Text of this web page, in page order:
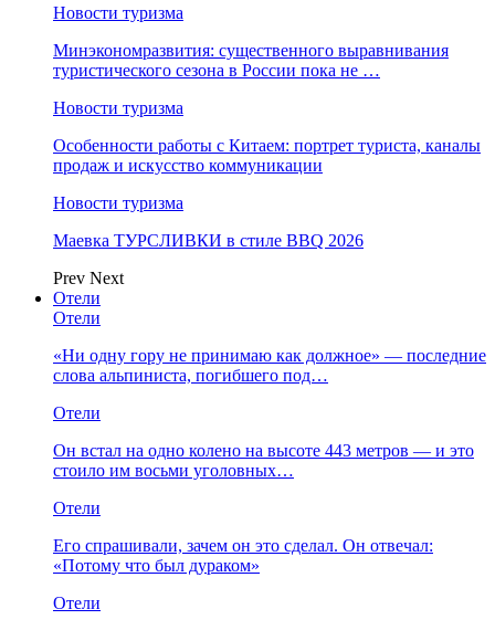
Новости туризма
Минэкономразвития: существенного выравнивания
туристического сезона в России пока не …
Новости туризма
Особенности работы с Китаем: портрет туриста, каналы
продаж и искусство коммуникации
Новости туризма
Маевка ТУРСЛИВКИ в стиле BBQ 2026
Prev Next
Отели
Отели
«Ни одну гору не принимаю как должное» — последние
слова альпиниста, погибшего под…
Отели
Он встал на одно колено на высоте 443 метров — и это
стоило им восьми уголовных…
Отели
Его спрашивали, зачем он это сделал. Он отвечал:
«Потому что был дураком»
Отели